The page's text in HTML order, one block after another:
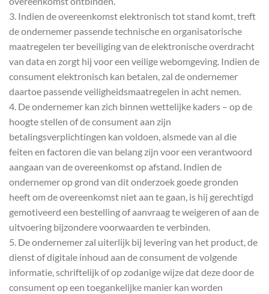
3. Indien de overeenkomst elektronisch tot stand komt, treft
de ondernemer passende technische en organisatorische
maatregelen ter beveiliging van de elektronische overdracht
van data en zorgt hij voor een veilige webomgeving. Indien de
consument elektronisch kan betalen, zal de ondernemer
daartoe passende veiligheidsmaatregelen in acht nemen.
4. De ondernemer kan zich binnen wettelijke kaders – op de
hoogte stellen of de consument aan zijn
betalingsverplichtingen kan voldoen, alsmede van al die
feiten en factoren die van belang zijn voor een verantwoord
aangaan van de overeenkomst op afstand. Indien de
ondernemer op grond van dit onderzoek goede gronden
heeft om de overeenkomst niet aan te gaan, is hij gerechtigd
gemotiveerd een bestelling of aanvraag te weigeren of aan de
uitvoering bijzondere voorwaarden te verbinden.
5. De ondernemer zal uiterlijk bij levering van het product, de
dienst of digitale inhoud aan de consument de volgende
informatie, schriftelijk of op zodanige wijze dat deze door de
consument op een toegankelijke manier kan worden